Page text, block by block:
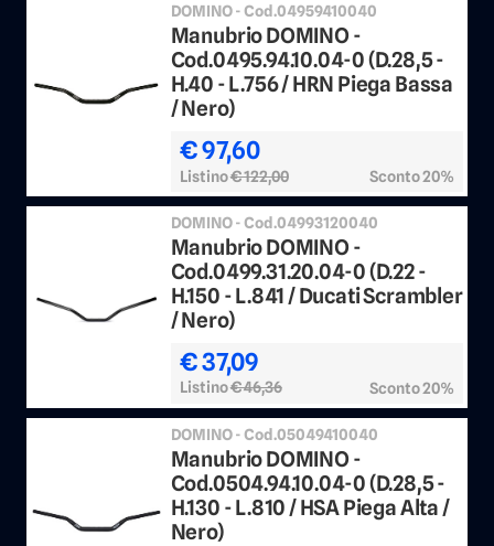
DOMINO - Cod.04959410040
Manubrio DOMINO -
Cod.0495.94.10.04-0 (D.28,5 -
H.40 - L.756 / HRN Piega Bassa
/ Nero)
€ 97,60
Listino€ 122,00 Sconto 20%
DOMINO - Cod.04993120040
Manubrio DOMINO -
Cod.0499.31.20.04-0 (D.22 -
H.150 - L.841 / Ducati Scrambler
/ Nero)
€ 37,09
Listino€ 46,36 Sconto 20%
DOMINO - Cod.05049410040
Manubrio DOMINO -
Cod.0504.94.10.04-0 (D.28,5 -
H.130 - L.810 / HSA Piega Alta /
Nero)